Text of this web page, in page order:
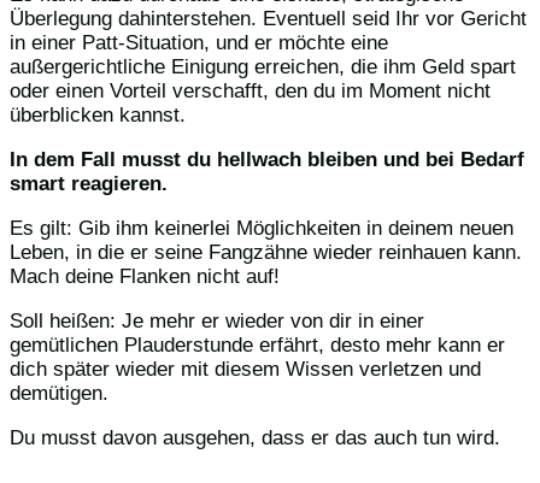
Überlegung dahinterstehen. Eventuell seid Ihr vor Gericht
in einer Patt-Situation, und er möchte eine
außergerichtliche Einigung erreichen, die ihm Geld spart
oder einen Vorteil verschafft, den du im Moment nicht
überblicken kannst.
In dem Fall musst du hellwach bleiben und bei Bedarf
smart reagieren.
Es gilt: Gib ihm keinerlei Möglichkeiten in deinem neuen
Leben, in die er seine Fangzähne wieder reinhauen kann.
Mach deine Flanken nicht auf!
Soll heißen: Je mehr er wieder von dir in einer
gemütlichen Plauderstunde erfährt, desto mehr kann er
dich später wieder mit diesem Wissen verletzen und
demütigen.
Du musst davon ausgehen, dass er das auch tun wird.